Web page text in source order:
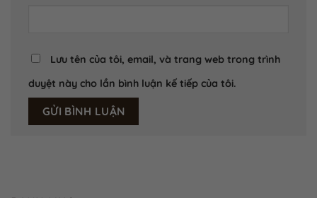
Lưu tên của tôi, email, và trang web trong trình
duyệt này cho lần bình luận kế tiếp của tôi.